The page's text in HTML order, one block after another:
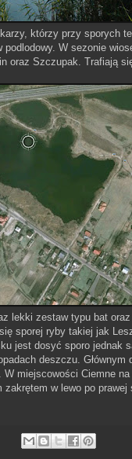
którzy przy sporych
podlodowy. W sezonie
oraz Szczupak. Trafiają
lekki zestaw typu bat
sporej ryby takiej jak
jest dosyć sporo jednak
deszczu. Głównym
miejscowości Ciemne
w lewo po